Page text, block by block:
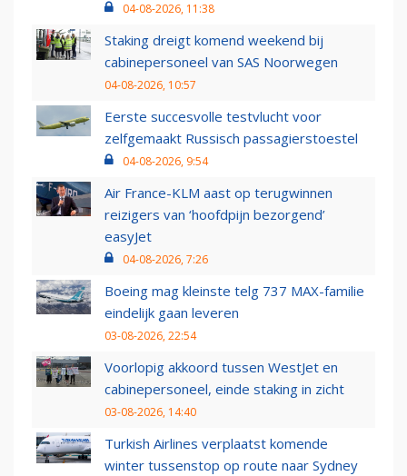
04-08-2026, 11:38
Staking dreigt komend weekend bij
cabinepersoneel van SAS Noorwegen
04-08-2026, 10:57
Eerste succesvolle testvlucht voor
zelfgemaakt Russisch passagierstoestel
04-08-2026, 9:54
Air France-KLM aast op terugwinnen
reizigers van ‘hoofdpijn bezorgend’
easyJet
04-08-2026, 7:26
Boeing mag kleinste telg 737 MAX-familie
eindelijk gaan leveren
03-08-2026, 22:54
Voorlopig akkoord tussen WestJet en
cabinepersoneel, einde staking in zicht
03-08-2026, 14:40
Turkish Airlines verplaatst komende
winter tussenstop op route naar Sydney